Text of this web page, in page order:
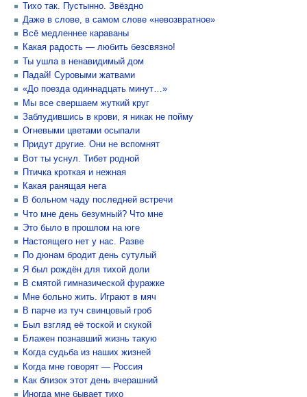
Тихо так. Пустынно. Звёздно
Даже в слове, в самом слове «невозвратное»
Всё медленнее караваны
Какая радость — любить безсвязно!
Ты ушла в ненавидимый дом
Падай! Суровыми жатвами
«До поезда одиннадцать минут…»
Мы все свершаем жуткий круг
Заблудившись в крови, я никак не пойму
Огневыми цветами осыпали
Придут другие. Они не вспомнят
Вот ты уснул. Тибет родной
Птичка кроткая и нежная
Какая ранящая нега
В больном чаду последней встречи
Что мне день безумный? Что мне
Это было в прошлом на юге
Настоящего нет у нас. Разве
По дюнам бродит день сутулый
Я был рождён для тихой доли
В смятой гимназической фуражке
Мне больно жить. Играют в мяч
В парче из туч свинцовый гроб
Был взгляд её тоской и скукой
Блажен познавший жизнь такую
Когда судьба из наших жизней
Когда мне говорят — Россия
Как близок этот день вчерашний
Иногда мне бывает тихо